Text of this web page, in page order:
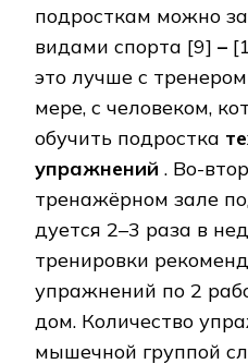
подросткам можно
видами спор­та [9] –
это лучше с
мере, с че­ло­ве­ком,
обучить подростка
упражнений . Во-
тренажёрном зале
ду­ет­ся 2–3 раза в
тренировки
упражнений по 2
дом. Количество
мышечной группой